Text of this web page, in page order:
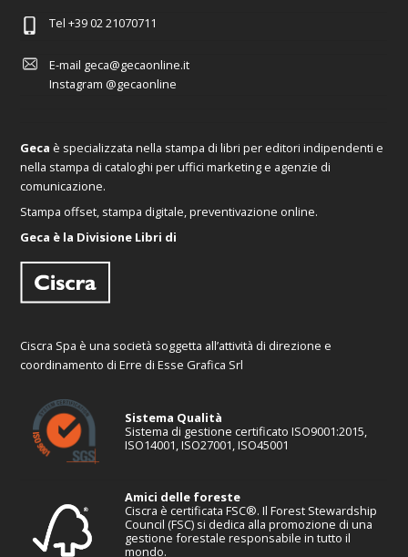
Tel +39 02 21070711
E-mail geca@gecaonline.it
Instagram @gecaonline
Geca è specializzata nella stampa di libri per editori indipendenti e
nella stampa di cataloghi per uffici marketing e agenzie di
comunicazione.
Stampa offset, stampa digitale, preventivazione online.
Geca è la Divisione Libri di
Ciscra Spa è una società soggetta all’attività di direzione e
coordinamento di Erre di Esse Grafica Srl
Sistema Qualità
Sistema di gestione certificato ISO9001:2015,
ISO14001, ISO27001, ISO45001
Amici delle foreste
Ciscra è certificata FSC®. Il Forest Stewardship
Council (FSC) si dedica alla promozione di una
gestione forestale responsabile in tutto il
mondo.